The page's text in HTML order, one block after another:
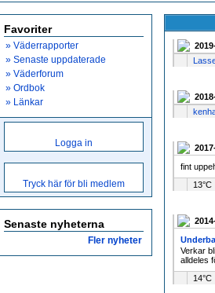
Favoriter
» Väderrapporter
» Senaste uppdaterade
» Väderforum
» Ordbok
» Länkar
Logga in
Tryck här för bli medlem
Senaste nyheterna
Fler nyheter
fint
13°C
Verkar
alldeles
14°C